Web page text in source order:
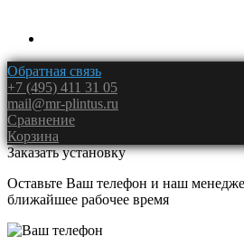
Обратная связь
+7 (495) 411 31 05
mail@mr-plintus.ru
Сравнение
Корзина
Заказать установку
Оставьте Ваш телефон и наш
ближайшее рабочее время